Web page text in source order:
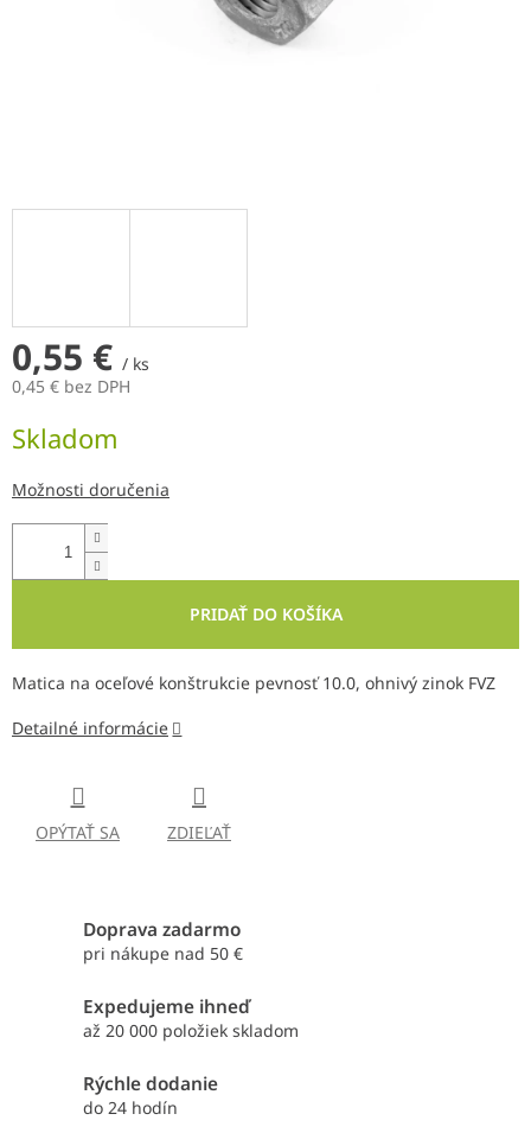
0,55 € / ks
0,45 € bez DPH
cena:
Skladom
Možnosti doručenia
PRIDAŤ DO KOŠÍKA
Matica na oceľové konštrukcie pevnosť 10.0, ohnivý zinok FVZ
Detailné informácie
OPÝTAŤ SA ZDIEĽAŤ
Doprava zadarmo
pri nákupe nad 50 €
Expedujeme ihneď
až 20 000 položiek skladom
Rýchle dodanie
do 24 hodín